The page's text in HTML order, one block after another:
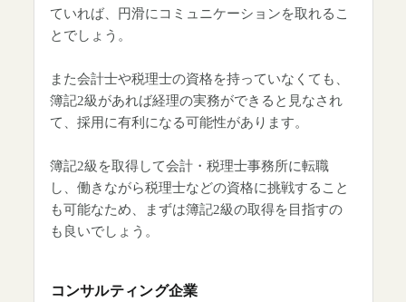
ていれば、円滑にコミュニケーションを取れるこ
とでしょう。
また会計士や税理士の資格を持っていなくても、
簿記2級があれば経理の実務ができると見なされ
て、採用に有利になる可能性があります。
簿記2級を取得して会計・税理士事務所に転職
し、働きながら税理士などの資格に挑戦すること
も可能なため、まずは簿記2級の取得を目指すの
も良いでしょう。
コンサルティング企業